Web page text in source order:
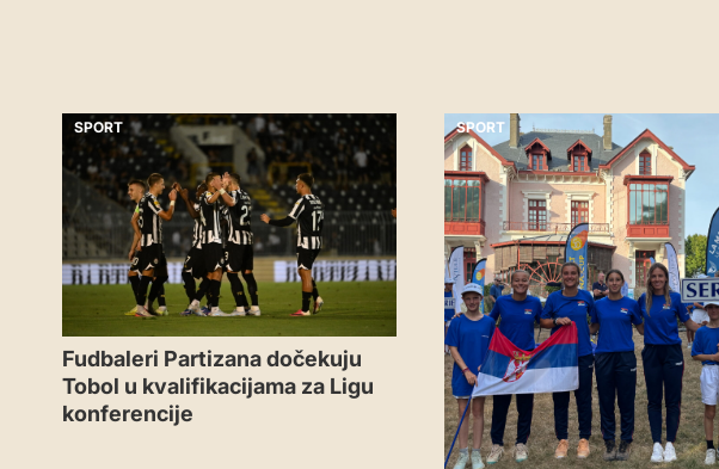
SPORT
Fudbaleri Partizana dočekuju
Tobol u kvalifikacijama za Ligu
konferencije
SPORT